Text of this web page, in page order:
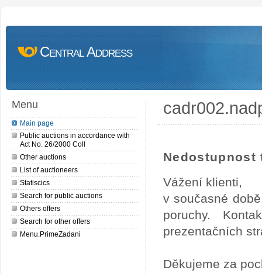
Central Address
Menu
Main page
Public auctions in accordance with
Act No. 26/2000 Coll
Other auctions
List of auctioneers
Statiscics
Search for public auctions
Others offers
Search for other offers
Menu.PrimeZadani
Nedostupnost
Vážení klienti,
v současné
poruchy.
prezentačních
Děkujeme za